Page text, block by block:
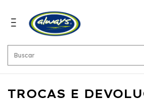
TROCAS E